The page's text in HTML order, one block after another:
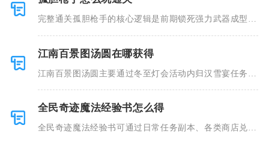
完整通关孤胆枪手的核心逻辑是前期锁死强力武器成型、
江南百景图汤圆在哪获得
江南百景图汤圆主要通过冬至灯会活动内归汉雪宴任务、
全民奇迹魔法经验书怎么得
全民奇迹魔法经验书可通过日常任务副本、各类商店兑